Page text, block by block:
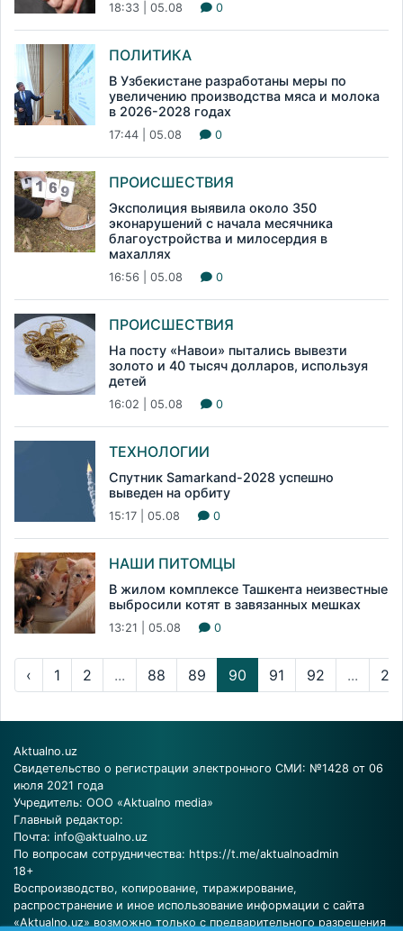
18:33 | 05.08 0
ПОЛИТИКА
В Узбекистане разработаны меры по
увеличению производства мяса и молока
в 2026-2028 годах
17:44 | 05.08 0
ПРОИСШЕСТВИЯ
Эксполиция выявила около 350
эконарушений с начала месячника
благоустройства и милосердия в
махаллях
16:56 | 05.08 0
ПРОИСШЕСТВИЯ
На посту «Навои» пытались вывезти
золото и 40 тысяч долларов, используя
детей
16:02 | 05.08 0
ТЕХНОЛОГИИ
Спутник Samarkand-2028 успешно
выведен на орбиту
15:17 | 05.08 0
НАШИ ПИТОМЦЫ
В жилом комплексе Ташкента неизвестные
выбросили котят в завязанных мешках
13:21 | 05.08 0
‹ 1 2 ... 88 89 90 91 92 ...
Aktualno.uz
Свидетельство о регистрации электронного СМИ: №1428 от 06
июля 2021 года
Учредитель: ООО «Aktualno media»
Главный редактор:
Почта: info@aktualno.uz
По вопросам сотрудничества: https://t.me/aktualnoadmin
18+
Воспроизводство, копирование, тиражирование,
распространение и иное использование информации с сайта
«Aktualno.uz» возможно только с предварительного разрешения